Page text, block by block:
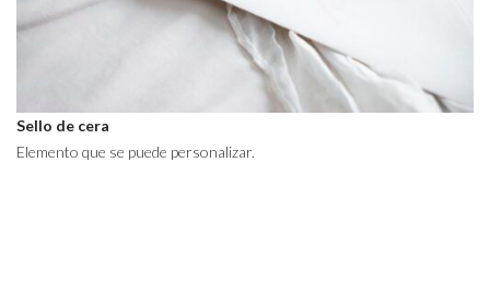
Sello de cera
Elemento que se puede personalizar.